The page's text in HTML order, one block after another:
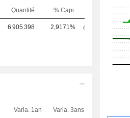
Quantité % Capi.
6 905 398 2,9171%
Varia. 1an Varia. 3ans